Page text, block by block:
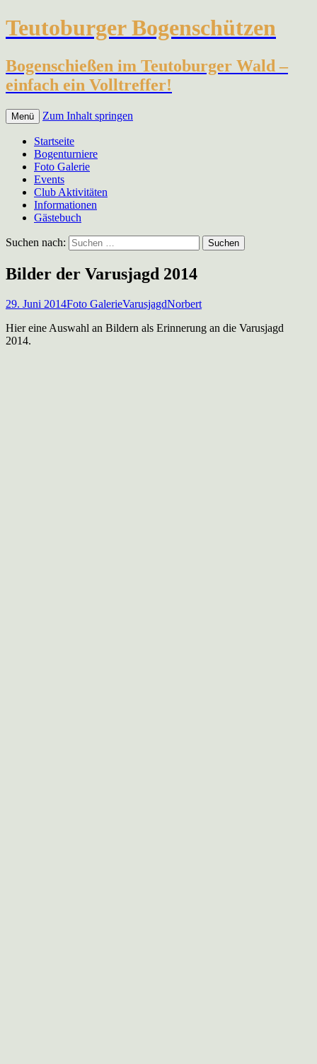
Teutoburger Bogenschützen
Bogenschießen im Teutoburger Wald –
einfach ein Volltreffer!
Menü Zum Inhalt springen
Startseite
Bogenturniere
Foto Galerie
Events
Club Aktivitäten
Informationen
Gästebuch
Suchen nach:
Bilder der Varusjagd 2014
29. Juni 2014Foto GalerieVarusjagdNorbert
Hier eine Auswahl an Bildern als Erinnerung an die Varusjagd
2014.